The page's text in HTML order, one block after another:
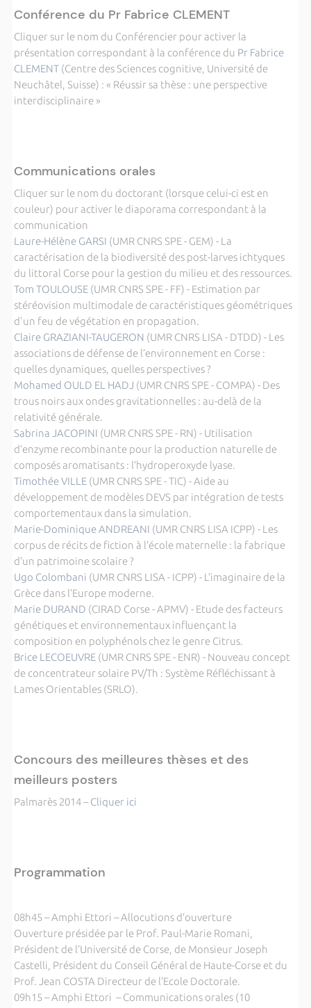
Conférence du Pr Fabrice CLEMENT
Cliquer sur le nom du Conférencier pour activer la
présentation correspondant à la conférence du Pr Fabrice
CLEMENT(Centre des Sciences cognitive, Université de
Neuchâtel, Suisse) : « Réussir sa thèse : une perspective
interdisciplinaire »
Communications orales
Cliquer sur le nom du doctorant (lorsque celui-ci est en
couleur) pour activer le diaporama correspondant à la
communication
Laure-Hélène GARSI (UMR CNRS SPE - GEM) - La
caractérisation de la biodiversité des post-larves ichtyques
du littoral Corse pour la gestion du milieu et des ressources.
Tom TOULOUSE (UMR CNRS SPE - FF) - Estimation par
stéréovision multimodale de caractéristiques géométriques
d'un feu de végétation en propagation.
Claire GRAZIANI-TAUGERON (UMR CNRS LISA - DTDD) - Les
associations de défense de l’environnement en Corse :
quelles dynamiques, quelles perspectives ?
Mohamed OULD EL HADJ (UMR CNRS SPE - COMPA) - Des
trous noirs aux ondes gravitationnelles : au-delà de la
relativité générale.
Sabrina JACOPINI (UMR CNRS SPE - RN) - Utilisation
d’enzyme recombinante pour la production naturelle de
composés aromatisants : l’hydroperoxyde lyase.
Timothée VILLE (UMR CNRS SPE - TIC) - Aide au
développement de modèles DEVS par intégration de tests
comportementaux dans la simulation.
Marie-Dominique ANDREANI (UMR CNRS LISA ICPP) - Les
corpus de récits de fiction à l’école maternelle : la fabrique
d’un patrimoine scolaire ?
Ugo Colombani (UMR CNRS LISA - ICPP) - L’imaginaire de la
Grèce dans l’Europe moderne.
Marie DURAND (CIRAD Corse - APMV) - Etude des facteurs
génétiques et environnementaux influençant la
composition en polyphénols chez le genre Citrus.
Brice LECOEUVRE (UMR CNRS SPE - ENR) - Nouveau concept
de concentrateur solaire PV/Th : Système Réfléchissant à
Lames Orientables (SRLO).
Concours des meilleures thèses et des
meilleurs posters
Palmarès 2014 –Cliquer ici
Programmation
08h45 – Amphi Ettori – Allocutions d’ouverture
Ouverture présidée par le Prof. Paul-Marie Romani,
Président de l’Université de Corse, de Monsieur Joseph
Castelli, Président du Conseil Général de Haute-Corse et du
Prof. Jean COSTA Directeur de l’Ecole Doctorale.
09h15 – Amphi Ettori – Communications orales (10